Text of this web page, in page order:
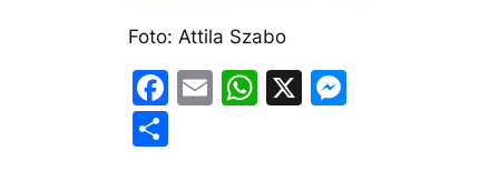
Foto: Attila Szabo
F
E
W X